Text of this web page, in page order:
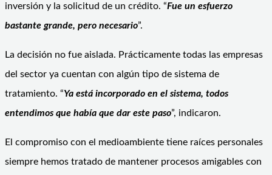
inversión y la solicitud de un crédito. “Fue un esfuerzo
bastante grande, pero necesario”.
La decisión no fue aislada. Prácticamente todas las empresas
del sector ya cuentan con algún tipo de sistema de
tratamiento. “Ya está incorporado en el sistema, todos
entendimos que había que dar este paso”, indicaron.
El compromiso con el medioambiente tiene raíces personales
siempre hemos tratado de mantener procesos amigables con